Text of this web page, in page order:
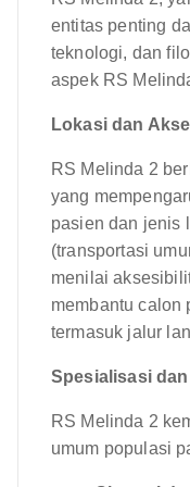
entitas penting
teknologi, dan
aspek RS
Lokasi dan
RS Melinda 2
yang
pasien dan jenis
(transportasi
menilai
membantu calon
termasuk jalur
Spesialisasi
RS Melinda 2
umum populasi